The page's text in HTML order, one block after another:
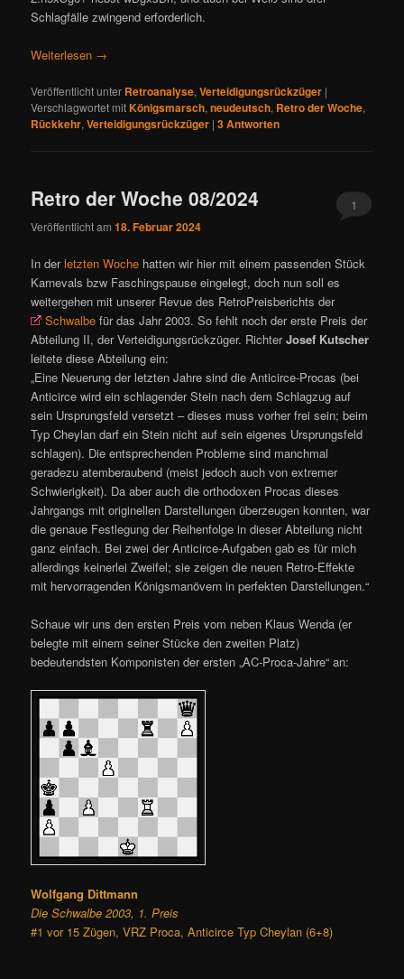
Schlagfälle zwingend erforderlich.
Weiterlesen →
Veröffentlicht unter Retroanalyse,Verteidigungsrückzüger |
Verschlagwortet mitKönigsmarsch,neudeutsch, Retro der Woche,
Rückkehr,Verteidigungsrückzüger |3Antworten
Retro der Woche 08/2024
Veröffentlicht am18. Februar 2024
1
In derletzten Woche hatten wir hier mit einem passenden Stück
Karnevals bzw Faschingspause eingelegt, doch nun soll es
weitergehen mit unserer Revue des RetroPreisberichts der
Schwalbe für das Jahr 2003. So fehlt noch der erste Preis der
Abteilung II, der Verteidigungsrückzüger. RichterJosef Kutscher
leitete diese Abteilung ein:
„Eine Neuerung der letzten Jahre sind die Anticirce-Procas (bei
Anticirce wird ein schlagender Stein nach dem Schlagzug auf
sein Ursprungsfeld versetzt – dieses muss vorher frei sein; beim
Typ Cheylan darf ein Stein nicht auf sein eigenes Ursprungsfeld
schlagen). Die entsprechenden Probleme sind manchmal
geradezu atemberaubend (meist jedoch auch von extremer
Schwierigkeit). Da aber auch die orthodoxen Procas dieses
Jahrgangs mit originellen Darstellungen überzeugen konnten, war
die genaue Festlegung der Reihenfolge in dieser Abteilung nicht
ganz einfach. Bei zwei der Anticirce-Aufgaben gab es für mich
allerdings keinerlei Zweifel; sie zeigen die neuen Retro-Effekte
mit hervorragenden Königsmanövern in perfekten Darstellungen.“
Schaue wir uns den ersten Preis vom neben Klaus Wenda (er
belegte mit einem seiner Stücke den zweiten Platz)
bedeutendsten Komponisten der ersten „AC-Proca-Jahre“ an:
Wolfgang Dittmann
Die Schwalbe 2003, 1. Preis
#1 vor 15 Zügen, VRZ Proca, Anticirce Typ Cheylan (6+8)